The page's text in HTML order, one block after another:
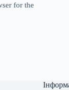
for the